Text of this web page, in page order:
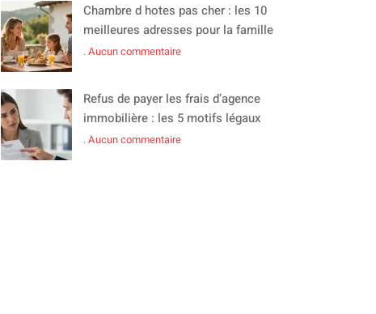
Chambre d hotes pas cher : les 10
meilleures adresses pour la famille
Aucun commentaire
Refus de payer les frais d’agence
immobilière : les 5 motifs légaux
Aucun commentaire